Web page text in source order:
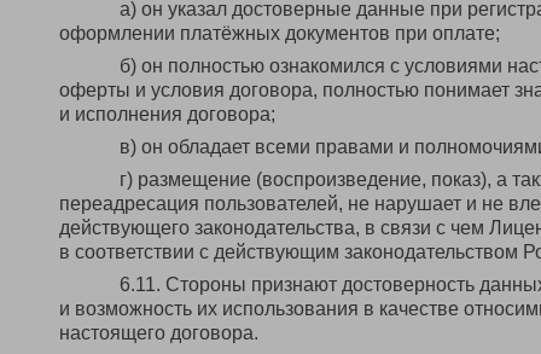
а) он указал достоверные данные при
оформлении платёжных документов при оплате;
б) он полностью ознакомился с условиями
оферты и условия договора, полностью понимает
и исполнения договора;
в) он обладает всеми правами и
г) размещение (воспроизведение, показ), а
переадресация пользователей, не нарушает и не
действующего законодательства, в связи с чем
в соответствии с действующим законодательством
6.11. Стороны признают достоверность
и возможность их использования в качестве
настоящего договора.